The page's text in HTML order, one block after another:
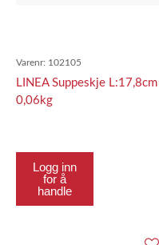
Varenr: 102105
LINEA Suppeskje L:17,8cm
0,06kg
Logg inn
for å
handle